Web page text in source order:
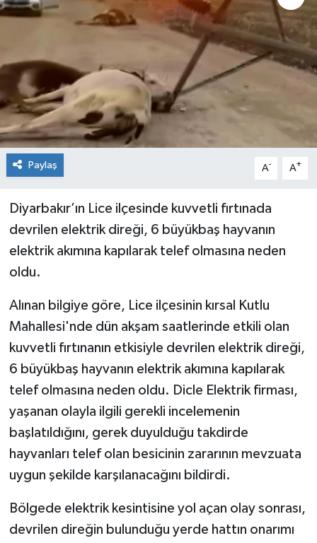
Paylaş A- A+
Diyarbakır’ın Lice ilçesinde kuvvetli fırtınada
devrilen elektrik direği, 6 büyükbaş hayvanın
elektrik akımına kapılarak telef olmasına neden
oldu.
Alınan bilgiye göre, Lice ilçesinin kırsal Kutlu
Mahallesi'nde dün akşam saatlerinde etkili olan
kuvvetli fırtınanın etkisiyle devrilen elektrik direği,
6 büyükbaş hayvanın elektrik akımına kapılarak
telef olmasına neden oldu. Dicle Elektrik firması,
yaşanan olayla ilgili gerekli incelemenin
başlatıldığını, gerek duyulduğu takdirde
hayvanları telef olan besicinin zararının mevzuata
uygun şekilde karşılanacağını bildirdi.
Bölgede elektrik kesintisine yol açan olay sonrası,
devrilen direğin bulunduğu yerde hattın onarımı
KİĞI
RESMİ İLANLAR
SAĞLIK
SİYASET
SPOR